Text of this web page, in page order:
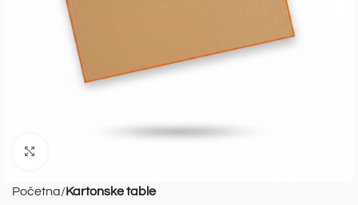
Početna Kartonske table